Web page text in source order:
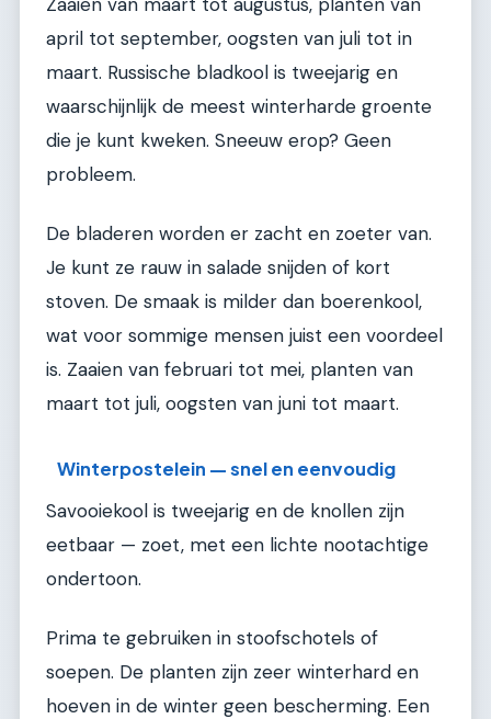
april tot september, oogsten van juli tot in
maart. Russische bladkool is tweejarig en
waarschijnlijk de meest winterharde groente
die je kunt kweken. Sneeuw erop? Geen
probleem.
De bladeren worden er zacht en zoeter van.
Je kunt ze rauw in salade snijden of kort
stoven. De smaak is milder dan boerenkool,
wat voor sommige mensen juist een voordeel
is. Zaaien van februari tot mei, planten van
maart tot juli, oogsten van juni tot maart.
Winterpostelein — snel en eenvoudig
Savooiekool is tweejarig en de knollen zijn
eetbaar — zoet, met een lichte nootachtige
ondertoon.
Prima te gebruiken in stoofschotels of
soepen. De planten zijn zeer winterhard en
hoeven in de winter geen bescherming. Een